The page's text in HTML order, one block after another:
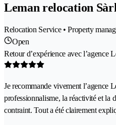
Leman relocation Sàrl
Relocation Service • Property
Open
Retour d’expérience avec l’agence
Je recommande vivement l’agence
professionnalisme, la réactivité et la
contraint. Tout a été clairement